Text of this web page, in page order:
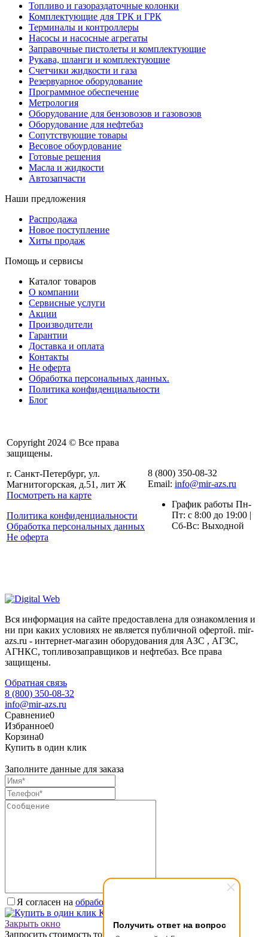
Получить ответ на вопрос
Топливо и газораздаточные колонки
Комплектующие для ТРК и ГРК
Терминалы и контроллеры
Насосы и насосные агрегаты
Заправочные пистолеты и комплектующие
Рукава, шланги и комплектующие
Счетчики жидкости и газа
Резервуарное оборудование
Программное обеспечение
Метрология
Оборудование для бензовозов и газовозов
Оборудование для нефтебаз
Сопутствующие товары
Весовое обоурдование
Готовые решения
Масла и жидкости
Автозапчасти
Наши предложения
Распродажа
Новое поступление
Хиты продаж
Помощь и сервисы
Каталог товаров
О компании
Сервисные услуги
Акции
Производители
Гарантии
Доставка и оплата
Контакты
Не оферта
Обработка персональных данных.
Политика конфиденциальности
Блог
Copyright 2024 © Все права
защищены.
г. Санкт-Петербург, ул.
Магнитогорская, д.51, лит Ж
Посмотреть на карте
Политика конфиденциальности
Обработка персональных данных
Не оферта
8 (800) 350-08-32
Email: info@mir-azs.ru
График работы Пн-
Пт: с 8:00 до 19:00 |
Сб-Вс: Выходной
Вся информация на сайте предоставлена для ознакомления и
ни при каких условиях не является публичной офертой. mir-
azs.ru - интернет-магазин оборудования для АЗС , АГЗС,
АГНКС, топливозаправщиков и нефтебаз. Все права
защищены.
Обратная связь
8 (800) 350-08-32
info@mir-azs.ru
Сравнение0
Избранное0
Корзина0
Купить в один клик
Заполните данные для заказа
Я согласен на обработку персональных данных.
Купить в один клик
Закрыть окно
Запросить стоимость товара